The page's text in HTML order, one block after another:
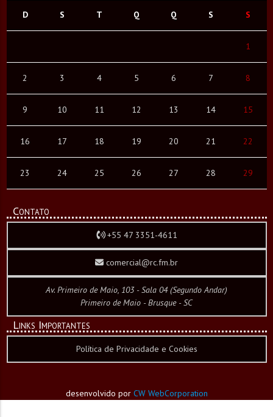
D S T Q Q S S
1
2 3 4 5 6 7 8
9 10 11 12 13 14 15
16 17 18 19 20 21 22
23 24 25 26 27 28 29
Contato
+55 47 3351-4611
comercial@rc.fm.br
Av. Primeiro de Maio, 103 - Sala 04 (Segundo Andar)
Primeiro de Maio - Brusque - SC
Links Importantes
Política de Privacidade e Cookies
desenvolvido por CW WebCorporation